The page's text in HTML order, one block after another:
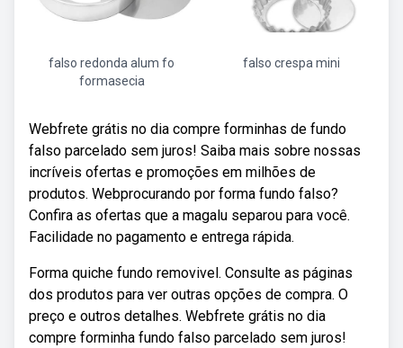
falso redonda alum fo
formasecia
falso crespa mini
Webfrete grátis no dia compre forminhas de fundo
falso parcelado sem juros! Saiba mais sobre nossas
incríveis ofertas e promoções em milhões de
produtos. Webprocurando por forma fundo falso?
Confira as ofertas que a magalu separou para você.
Facilidade no pagamento e entrega rápida.
Forma quiche fundo removivel. Consulte as páginas
dos produtos para ver outras opções de compra. O
preço e outros detalhes. Webfrete grátis no dia
compre forminha fundo falso parcelado sem juros!